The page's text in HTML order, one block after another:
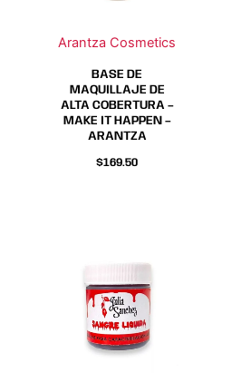
Arantza Cosmetics
pueden
elegir
en
la
página
BASE DE
MAQUILLAJE DE
ALTA COBERTURA –
MAKE IT HAPPEN –
ARANTZA
$169.50
pueden
elegir
en
la
página